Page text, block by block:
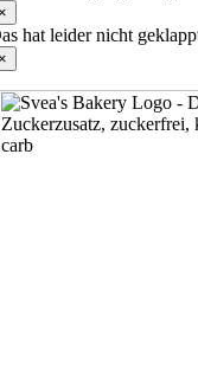
hat leider nicht